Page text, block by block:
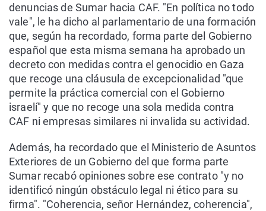
denuncias de Sumar hacia CAF. "En política no todo
vale", le ha dicho al parlamentario de una formación
que, según ha recordado, forma parte del Gobierno
español que esta misma semana ha aprobado un
decreto con medidas contra el genocidio en Gaza
que recoge una cláusula de excepcionalidad "que
permite la práctica comercial con el Gobierno
israelí" y que no recoge una sola medida contra
CAF ni empresas similares ni invalida su actividad.
Además, ha recordado que el Ministerio de Asuntos
Exteriores de un Gobierno del que forma parte
Sumar recabó opiniones sobre ese contrato "y no
identificó ningún obstáculo legal ni ético para su
firma". "Coherencia, señor Hernández, coherencia",